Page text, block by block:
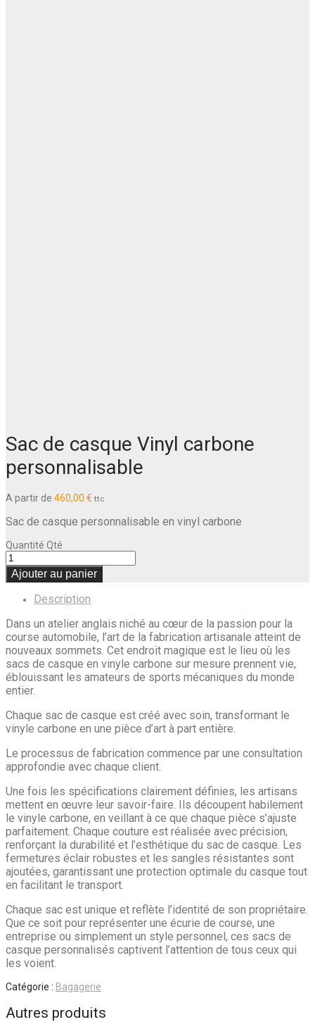
Sac de casque Vinyl carbone
personnalisable
A partir de 460,00 € ttc
Sac de casque personnalisable en vinyl carbone
Quantité Qté
Ajouter au panier
Description
Dans un atelier anglais niché au cœur de la passion pour la
course automobile, l’art de la fabrication artisanale atteint de
nouveaux sommets. Cet endroit magique est le lieu où les
sacs de casque en vinyle carbone sur mesure prennent vie,
éblouissant les amateurs de sports mécaniques du monde
entier.
Chaque sac de casque est créé avec soin, transformant le
vinyle carbone en une pièce d’art à part entière.
Le processus de fabrication commence par une consultation
approfondie avec chaque client.
Une fois les spécifications clairement définies, les artisans
mettent en œuvre leur savoir-faire. Ils découpent habilement
le vinyle carbone, en veillant à ce que chaque pièce s’ajuste
parfaitement. Chaque couture est réalisée avec précision,
renforçant la durabilité et l’esthétique du sac de casque. Les
fermetures éclair robustes et les sangles résistantes sont
ajoutées, garantissant une protection optimale du casque tout
en facilitant le transport.
Chaque sac est unique et reflète l’identité de son propriétaire.
Que ce soit pour représenter une écurie de course, une
entreprise ou simplement un style personnel, ces sacs de
casque personnalisés captivent l’attention de tous ceux qui
les voient.
Catégorie : Bagagerie
Autres produits